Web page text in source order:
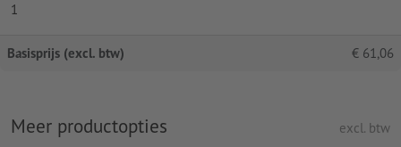
1
Basisprijs (excl. btw) € 61,06
Meer productopties excl. btw